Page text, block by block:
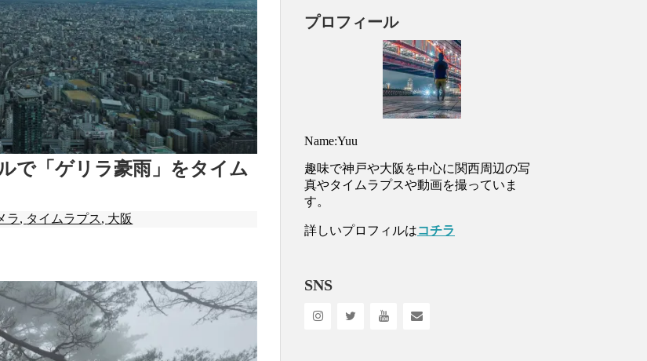
で「ゲリラ豪雨」をタイム
ラ, タイムラプス, 大阪
プロフィール
Name:Yuu
趣味で神戸や大阪を中心に関西周辺の写
真やタイムラプスや動画を撮っていま
す。
詳しいプロフィルはコチラ
SNS